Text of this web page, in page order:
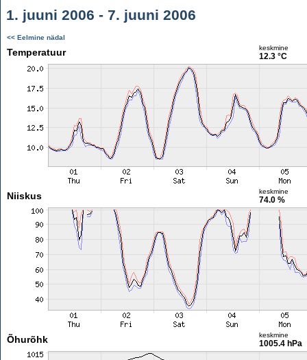
1. juuni 2006 - 7. juuni 2006
<< Eelmine nädal
Temperatuur keskmine
12.3 °C
Niiskus keskmine
74.0 %
Õhurõhk keskmine
1005.4 hPa